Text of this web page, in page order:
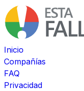
Inicio
Compañías
FAQ
Privacidad